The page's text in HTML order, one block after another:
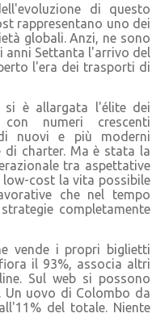
di questo
rappresentano uno dei
globali. Anzi, ne sono
anni Settanta l'arrivo del
l'era dei trasporti di
si è allargata l'élite dei
numeri crescenti
nuovi e più moderni
charter. Ma è stata la
tra aspettative
cost la vita possibile
che nel tempo
completamente
vende i propri biglietti
il 93%, associa altri
Sul web si possono
uovo di Colombo da
del totale. Niente